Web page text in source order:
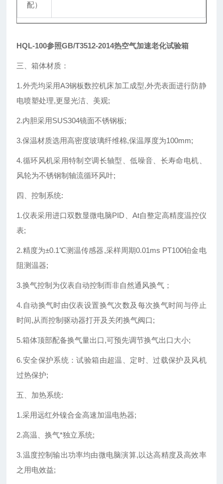
配）
HQL-100参照GB/T3512-2014热空气加速老化试验箱
三、箱体材质：
1.外壳均采用A3钢板数控机床加工成型,外壳表面进行防静
电喷塑处理,更显光洁、美观;
2.内胆采用SUS304镜面不锈钢板;
3.保温材质选用高密度玻璃纤维棉,保温厚度为100mm;
4.循环风机采用特制空调长轴型、低噪音、长寿命电机、
风轮为不锈钢制轴流循环风叶;
四、控制系统:
1.仪表采用进口双数显微电脑PID、At自整定高精度温控仪
表;
2.精度为±0.1℃测温传感器,采样周期0.01ms PT100铂金电
阻测温器;
3.换气控制为仪表自动控制而非自然通风换气；
4.自动换气时由仪表设置换气次数及每次换气时间与停止
时间,从而控制驱动器打开及关闭换气阀口;
5.箱体顶部配备换气量出口,可预先调节换气出口大小;
6.安全保护系统：试验箱由超温、定时、过载保护及风机
过热保护;
五、加热系统:
1.采用远红外镍合金高速加温电热器;
2.高温、换气*独立系统;
3.温度控制输出功率均由微电脑演算,以达高精度及高效率
之用电效益;